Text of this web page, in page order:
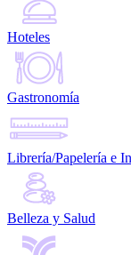
Hoteles
Gastronomía
Librería/Papelería e
Belleza y Salud